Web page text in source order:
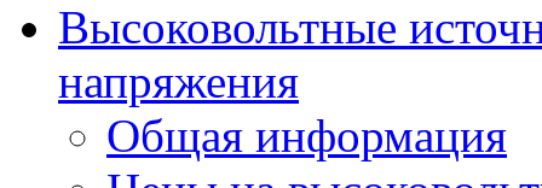
Высоковольтные
напряжения
Общая информация